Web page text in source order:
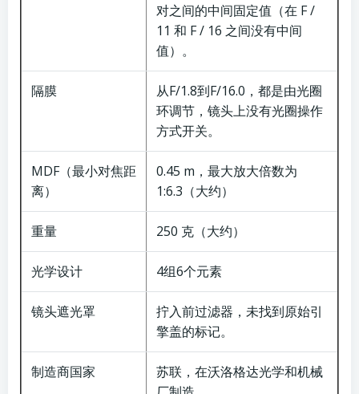
对之间的中间固定值（在 F /
11 和 F / 16 之间没有中间
值）。
隔膜
从F/1.8到F/16.0，都是由光圈
环调节，镜头上没有光圈操作
方式开关。
MDF（最小对焦距
离）
0.45 m，最大放大倍数为
1:6.3（大约）
重量 250 克（大约）
光学设计 4组6个元素
镜头遮光罩
拧入前过滤器，未找到原始引
擎盖的标记。
制造商国家
苏联，在沃洛格达光学和机械